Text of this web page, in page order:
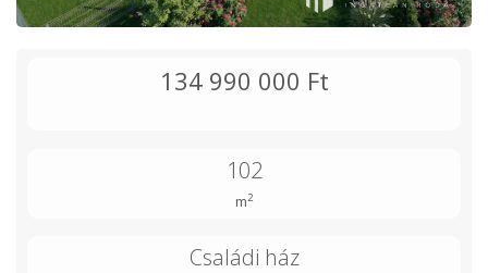
134 990 000 Ft
102
m2
Családi ház